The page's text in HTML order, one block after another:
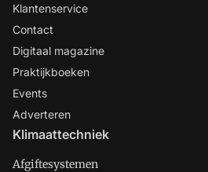
Klantenservice
Contact
Digitaal magazine
Praktijkboeken
Events
Adverteren
Klimaattechniek
Afgiftesystemen